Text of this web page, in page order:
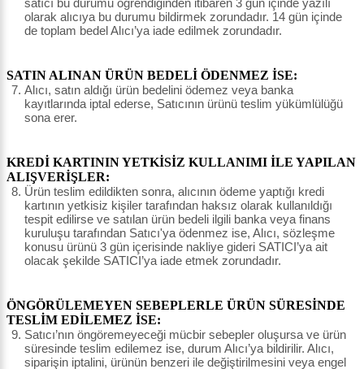
satıcı bu durumu öğrendiğinden itibaren 3 gün içinde yazılı
olarak alıcıya bu durumu bildirmek zorundadır. 14 gün içinde
de toplam bedel Alıcı’ya iade edilmek zorundadır.
SATIN ALINAN ÜRÜN BEDELİ ÖDENMEZ İSE:
Alıcı, satın aldığı ürün bedelini ödemez veya banka
kayıtlarında iptal ederse, Satıcının ürünü teslim yükümlülüğü
sona erer.
KREDİ KARTININ YETKİSİZ KULLANIMI İLE YAPILAN
ALIŞVERİŞLER:
Ürün teslim edildikten sonra, alıcının ödeme yaptığı kredi
kartının yetkisiz kişiler tarafından haksız olarak kullanıldığı
tespit edilirse ve satılan ürün bedeli ilgili banka veya finans
kuruluşu tarafından Satıcı'ya ödenmez ise, Alıcı, sözleşme
konusu ürünü 3 gün içerisinde nakliye gideri SATICI’ya ait
olacak şekilde SATICI’ya iade etmek zorundadır.
ÖNGÖRÜLEMEYEN SEBEPLERLE ÜRÜN SÜRESİNDE
TESLİM EDİLEMEZ İSE:
Satıcı’nın öngöremeyeceği mücbir sebepler oluşursa ve ürün
süresinde teslim edilemez ise, durum Alıcı’ya bildirilir. Alıcı,
siparişin iptalini, ürünün benzeri ile değiştirilmesini veya engel